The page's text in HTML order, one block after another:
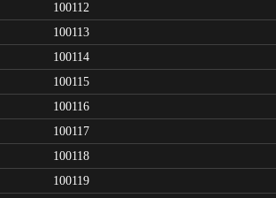
100112
100113
100114
100115
100116
100117
100118
100119